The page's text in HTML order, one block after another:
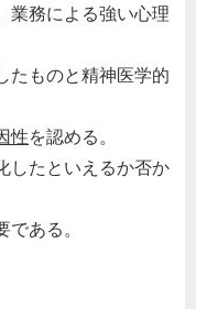
業務による強い心理
たものと精神医学的
性を認める。
たといえるか否か
ある。